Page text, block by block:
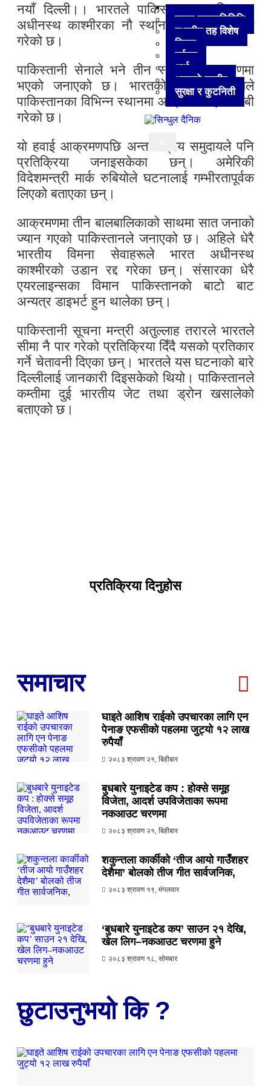
अन्य
हाम्रा जनप्रतिनिधि
स्थानीय तह विशेष
विचार
पर्यटन
अर्थ
आजको तस्वीर
सुरक्षा र कुटनिती
नयाँ दिल्ली।। भारतले पाकिस्तान र पाकिस्तान
अधीनस्थ काश्मीरका नौ स्थानमा हवाई आक्रमण
गरेको छ।
पाकिस्तानी सेनाले भने तीन स्थानमा आक्रमणमा
भएको जनाएको छ। भारतको रक्षा मन्त्रालयले
पाकिस्तानका विभिन्न स्थानमा आक्रमण भएको दाबी
गरेको छ।
यो हवाई आक्रमणपछि अन्तर्राष्ट्रिय समुदायले पनि
प्रतिक्रिया जनाइसकेका छन्। अमेरिकी
विदेशमन्त्री मार्क रुबियोले घटनालाई गम्भीरतापूर्वक
लिएको बताएका छन्।
आक्रमणमा तीन बालबालिकाको साथमा सात जनाको
ज्यान गएको पाकिस्तानले जनाएको छ। अहिले धेरै
भारतीय विमना सेवाहरूले भारत अधीनस्थ
काश्मीरको उडान रद्द गरेका छन्। संसारका धेरै
एयरलाइन्सका विमान पाकिस्तानको बाटो बाट
अन्यत्र डाइभर्ट हुन थालेका छन्।
पाकिस्तानी सूचना मन्त्री अतुल्लाह तरारले भारतले
सीमा नै पार गरेको प्रतिक्रिया दिँदै यसको प्रतिकार
गर्ने चेतावनी दिएका छन्। भारतले यस घटनाको बारे
दिल्लीलाई जानकारी दिइसकेको थियो। पाकिस्तानले
कम्तीमा दुई भारतीय जेट तथा ड्रोन खसालेको
बताएको छ।
प्रतिक्रिया दिनुहोस
समाचार
घाइते आशिष राईको उपचारका लागि एन
पेनाङ एफसीको पहलमा जुट्यो १२ लाख
रुपैयाँ
२०८३ श्रावण २१, बिहीबार
बुधबारे युनाइटेड कप : होक्से समूह
विजेता, आदर्श उपविजेताका रूपमा
नकआउट चरणमा
२०८३ श्रावण २१, बिहीबार
शकुन्तला कार्कीको ‘तीज आयो गाउँशहर
देशैमा’ बोलको तीज गीत सार्वजनिक,
२०८३ श्रावण १९, मंगलवार
‘बुधबारे युनाइटेड कप’ साउन २१ देखि,
खेल लिग–नकआउट चरणमा हुने
२०८३ श्रावण १८, सोमबार
छुटाउनुभयो कि ?